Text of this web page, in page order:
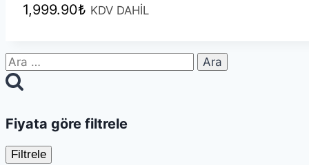
1,999.90₺ KDV DAHİL
Arama:
Fiyata göre filtrele
Filtrele